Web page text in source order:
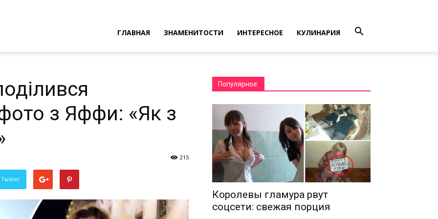
ГЛАВНАЯ ЗНАМЕНИТОСТИ ИНТЕРЕСНОЕ КУЛИНАРИЯ
з Яффи: «Як з
215
Twitter
Популярное:
Королевы гламура рвут
соцсети: свежая порция